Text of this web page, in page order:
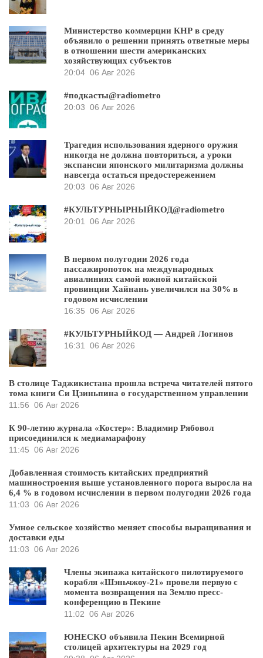
Министерство коммерции КНР в среду
объявило о решении принять ответные меры
в отношении шести американских
хозяйствующих субъектов
20:04 06 Авг 2026
#подкасты@radiometro
20:03 06 Авг 2026
Трагедия использования ядерного оружия
никогда не должна повториться, а уроки
экспансии японского милитаризма должны
навсегда остаться предостережением
20:03 06 Авг 2026
#КУЛЬТУРНЫРНЫЙКОД@radiometro
20:01
06 Авг 2026
В первом полугодии 2026 года
пассажиропоток на международных
авиалиниях самой южной китайской
провинции Хайнань увеличился на 30% в
годовом исчислении
16:35 06 Авг 2026
#КУЛЬТУРНЫЙКОД — Андрей Логинов
16:31
06 Авг 2026
В столице Таджикистана прошла встреча читателей пятого
тома книги Си Цзиньпина о государственном управлении
11:56 06 Авг 2026
К 90-летию журнала «Костер»: Владимир Рябовол
присоединился к медиамарафону
11:45 06 Авг 2026
Добавленная стоимость китайских предприятий
машиностроения выше установленного порога выросла на
6,4 % в годовом исчислении в первом полугодии 2026 года
11:03 06 Авг 2026
Умное сельское хозяйство меняет способы выращивания и
доставки еды
11:03 06 Авг 2026
Члены экипажа китайского пилотируемого
корабля «Шэньчжоу-21» провели первую с
момента возвращения на Землю пресс-
конференцию в Пекине
11:02 06 Авг 2026
ЮНЕСКО объявила Пекин Всемирной
столицей архитектуры на 2029 год